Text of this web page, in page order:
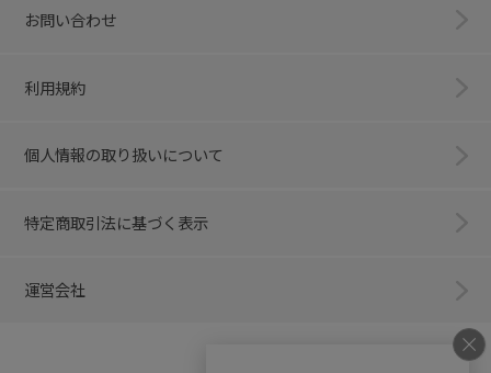
お問い合わせ
利用規約
個人情報の取り扱いについて
特定商取引法に基づく表示
運営会社